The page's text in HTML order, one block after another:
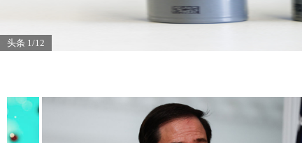
网
头条 1/12